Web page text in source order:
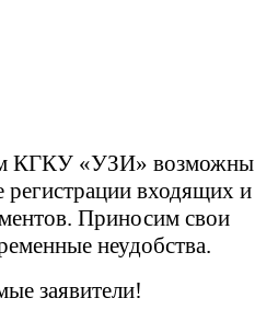
КГКУ «УЗИ» возможны
регистрации входящих и
Приносим свои
неудобства.
заявители!